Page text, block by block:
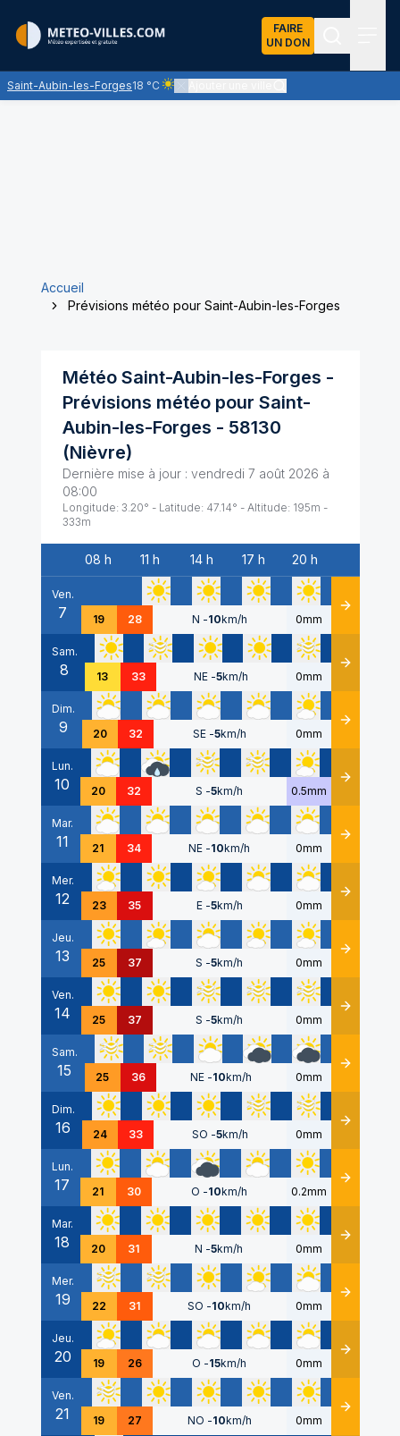
FAIRE
UN DON
Saint-Aubin-les-Forges18 °C
Ciel clair - quasiment pas de nuages et un
Accueil
Prévisions météo pour Saint-Aubin-les-Forges
Météo Saint-Aubin-les-Forges -
Prévisions météo pour Saint-
Aubin-les-Forges - 58130
(Nièvre)
Dernière mise à jour : vendredi 7 août 2026 à
08:00
Longitude: 3.20° - Latitude: 47.14° - Altitude: 195m -
333m
Date
08 h 11 h 14 h 17 h 20 h
Ven.
7 19 28 N -10km/h 0mm Détails
Sam.
8 13 33 NE -5km/h 0mm Détails
Dim.
9 20 32 SE -5km/h 0mm Détails
Lun.
10 20 32 S -5km/h 0.5mm Détails
Mar.
11 21 34 NE -10km/h 0mm Détails
Mer.
12 23 35 E -5km/h 0mm Détails
Jeu.
13 25 37 S -5km/h 0mm Détails
Ven.
14 25 37 S -5km/h 0mm Détails
Sam.
15 25 36 NE -10km/h 0mm Détails
Dim.
16 24 33 SO -5km/h 0mm Détails
Lun.
17 21 30 O -10km/h 0.2mm Détails
Mar.
18 20 31 N -5km/h 0mm Détails
Mer.
19 22 31 SO -10km/h 0mm Détails
Jeu.
20 19 26 O -15km/h 0mm Détails
Ven.
21 19 27 NO -10km/h 0mm Détails